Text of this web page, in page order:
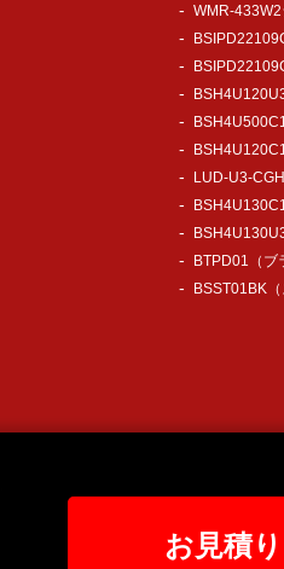
WMR-
LUD-U3-
BTPD01（ブ
BSST01BK
お見積